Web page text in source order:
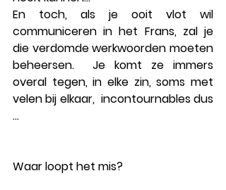
En toch, als je ooit vlot wil
communiceren in het Frans, zal je
die verdomde werkwoorden moeten
beheersen.  Je komt ze immers
overal tegen, in elke zin, soms met
velen bij elkaar,  incontournables dus
…
Waar loopt het mis?